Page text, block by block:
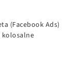
(Facebook Ads)
kolosalne